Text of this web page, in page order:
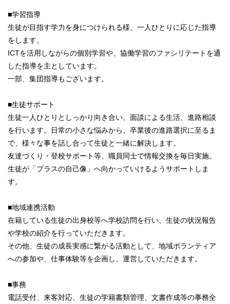
■学習指導
生徒が目指す学力を身につけられる様、一人ひとりに応じた指導
をします。
ICTを活用しながらの個別学習や、協働学習のファシリテートを通
した指導を主としています。
一部、集団指導もございます。
■生徒サポート
生徒一人ひとりとしっかり向き合い、面談による生活、進路相談
を行います。日常の小さな悩みから、卒業後の進路選択に至るま
で、様々な事を話し合って生徒と一緒に解決します。
友達づくり・登校サポート等、職員同士で情報交換を毎日実施。
生徒が「プラスの自己像」へ向かっていけるようサポートしま
す。
■地域連携活動
在籍している生徒の出身校等へ学校訪問を行い、生徒の状況報告
や学校の紹介を行っていただきます。
その他、生徒の成長実感に繋がる活動として、地域ボランティア
への参加や、仕事体験等を企画し、運営していただきます。
■事務
電話受付、来客対応、生徒の学籍書類管理、文書作成等の事務全